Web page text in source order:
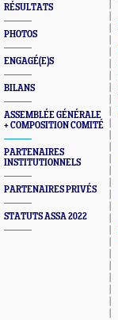
RÉSULTATS
PHOTOS
ENGAGÉ(E)S
BILANS
ASSEMBLÉE GÉNÉRALE
+ COMPOSITION COMITÉ
PARTENAIRES
INSTITUTIONNELS
PARTENAIRES PRIVÉS
STATUTS ASSA 2022